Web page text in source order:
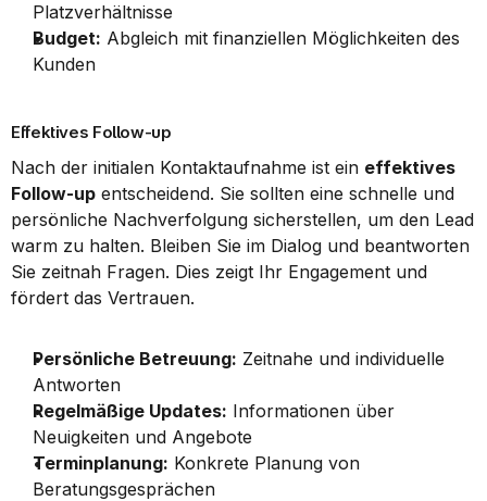
Platzverhältnisse
Budget: Abgleich mit finanziellen Möglichkeiten des
Kunden
Effektives Follow-up
Nach der initialen Kontaktaufnahme ist ein effektives
Follow-up entscheidend. Sie sollten eine schnelle und
persönliche Nachverfolgung sicherstellen, um den Lead
warm zu halten. Bleiben Sie im Dialog und beantworten
Sie zeitnah Fragen. Dies zeigt Ihr Engagement und
fördert das Vertrauen.
Persönliche Betreuung: Zeitnahe und individuelle
Antworten
Regelmäßige Updates: Informationen über
Neuigkeiten und Angebote
Terminplanung: Konkrete Planung von
Beratungsgesprächen